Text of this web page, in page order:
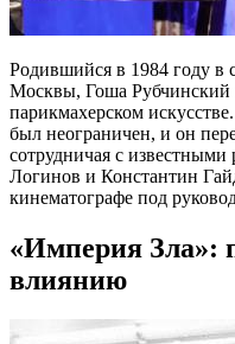
Родившийся в 1984 году в
Москвы, Гоша Рубчинский
парикмахерском
был неограничен, и он
сотрудничая с
Логинов и Константин
кинематографе под
«Империя Зла»:
влиянию